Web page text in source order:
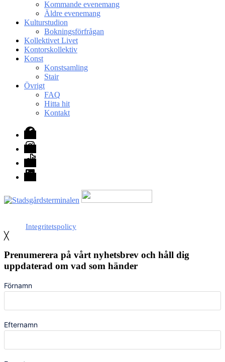
Kommande evenemang
Äldre evenemang
Kulturstudion
Bokningsförfrågan
Kollektivet Livet
Kontorskollektiv
Konst
Konstsamling
Stair
Övrigt
FAQ
Hitta hit
Kontakt
Facebook
Instagram
TikTok
LinkedIn
Integritetspolicy
╳
Prenumerera på vårt nyhetsbrev och håll dig
uppdaterad om vad som händer
Förnamn
Efternamn